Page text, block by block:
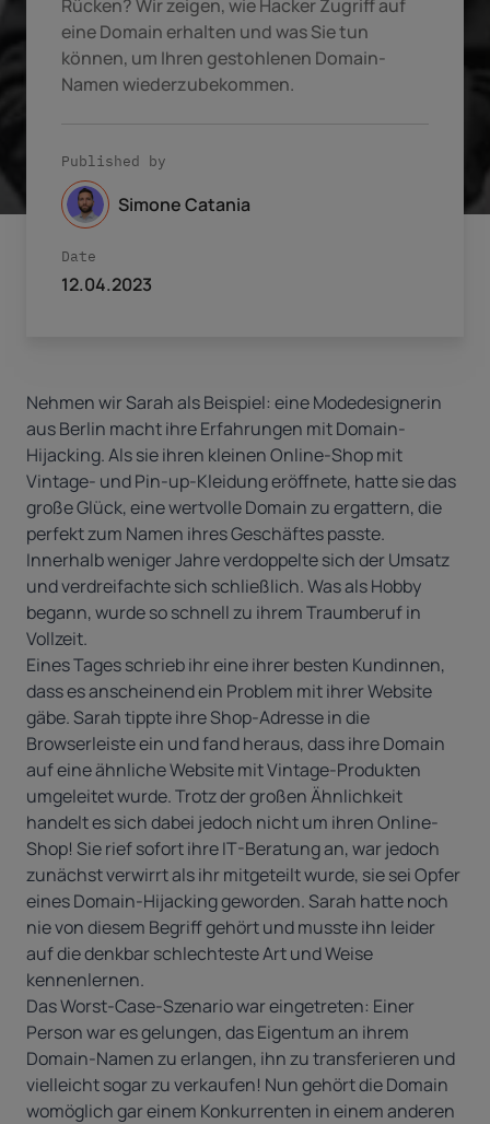
Rücken? Wir zeigen, wie Hacker Zugriff auf
eine Domain erhalten und was Sie tun
können, um Ihren gestohlenen Domain-
Namen wiederzubekommen.
Published by
Simone Catania
Date
12.04.2023
Nehmen wir Sarah als Beispiel: eine Modedesignerin
aus Berlin macht ihre Erfahrungen mit Domain-
Hijacking. Als sie ihren kleinen Online-Shop mit
Vintage- und Pin-up-Kleidung eröffnete, hatte sie das
große Glück, eine wertvolle Domain zu ergattern, die
perfekt zum Namen ihres Geschäftes passte.
Innerhalb weniger Jahre verdoppelte sich der Umsatz
und verdreifachte sich schließlich. Was als Hobby
begann, wurde so schnell zu ihrem Traumberuf in
Vollzeit.
Eines Tages schrieb ihr eine ihrer besten Kundinnen,
dass es anscheinend ein Problem mit ihrer Website
gäbe. Sarah tippte ihre Shop-Adresse in die
Browserleiste ein und fand heraus, dass ihre Domain
auf eine ähnliche Website mit Vintage-Produkten
umgeleitet wurde. Trotz der großen Ähnlichkeit
handelt es sich dabei jedoch nicht um ihren Online-
Shop! Sie rief sofort ihre IT-Beratung an, war jedoch
zunächst verwirrt als ihr mitgeteilt wurde, sie sei Opfer
eines Domain-Hijacking geworden. Sarah hatte noch
nie von diesem Begriff gehört und musste ihn leider
auf die denkbar schlechteste Art und Weise
kennenlernen.
Das Worst-Case-Szenario war eingetreten: Einer
Person war es gelungen, das Eigentum an ihrem
Domain-Namen zu erlangen, ihn zu transferieren und
vielleicht sogar zu verkaufen! Nun gehört die Domain
womöglich gar einem Konkurrenten in einem anderen